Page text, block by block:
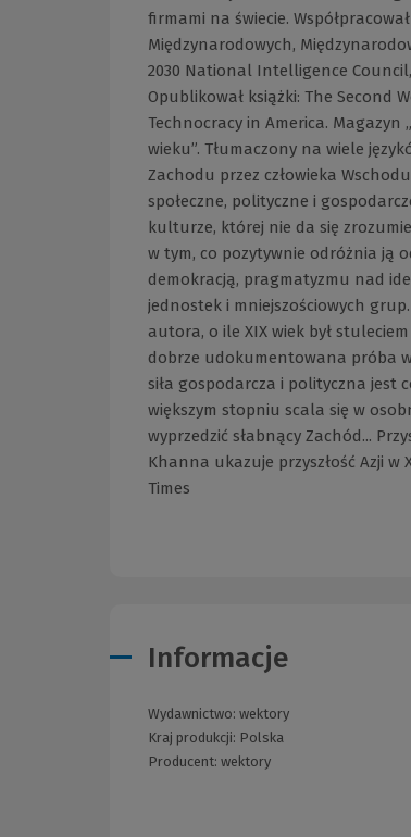
firmami na świecie.
Międzynarodowych,
2030 National Intelligence
Opublikował książki: The Second
Technocracy in America. Magazyn
wieku”. Tłumaczony na wiele
Zachodu przez człowieka
społeczne, polityczne i
kulturze, której nie da się
w tym, co pozytywnie odróżnia ją
demokracją, pragmatyzmu nad
jednostek i mniejszościowych
autora, o ile XIX wiek był
dobrze udokumentowana próba
siła gospodarcza i polityczna jest
większym stopniu scala się w
wyprzedzić słabnący Zachód...
Khanna ukazuje przyszłość Azji w
Times
Informacje
Wydawnictwo: wektory
Kraj produkcji: Polska
Producent: wektory